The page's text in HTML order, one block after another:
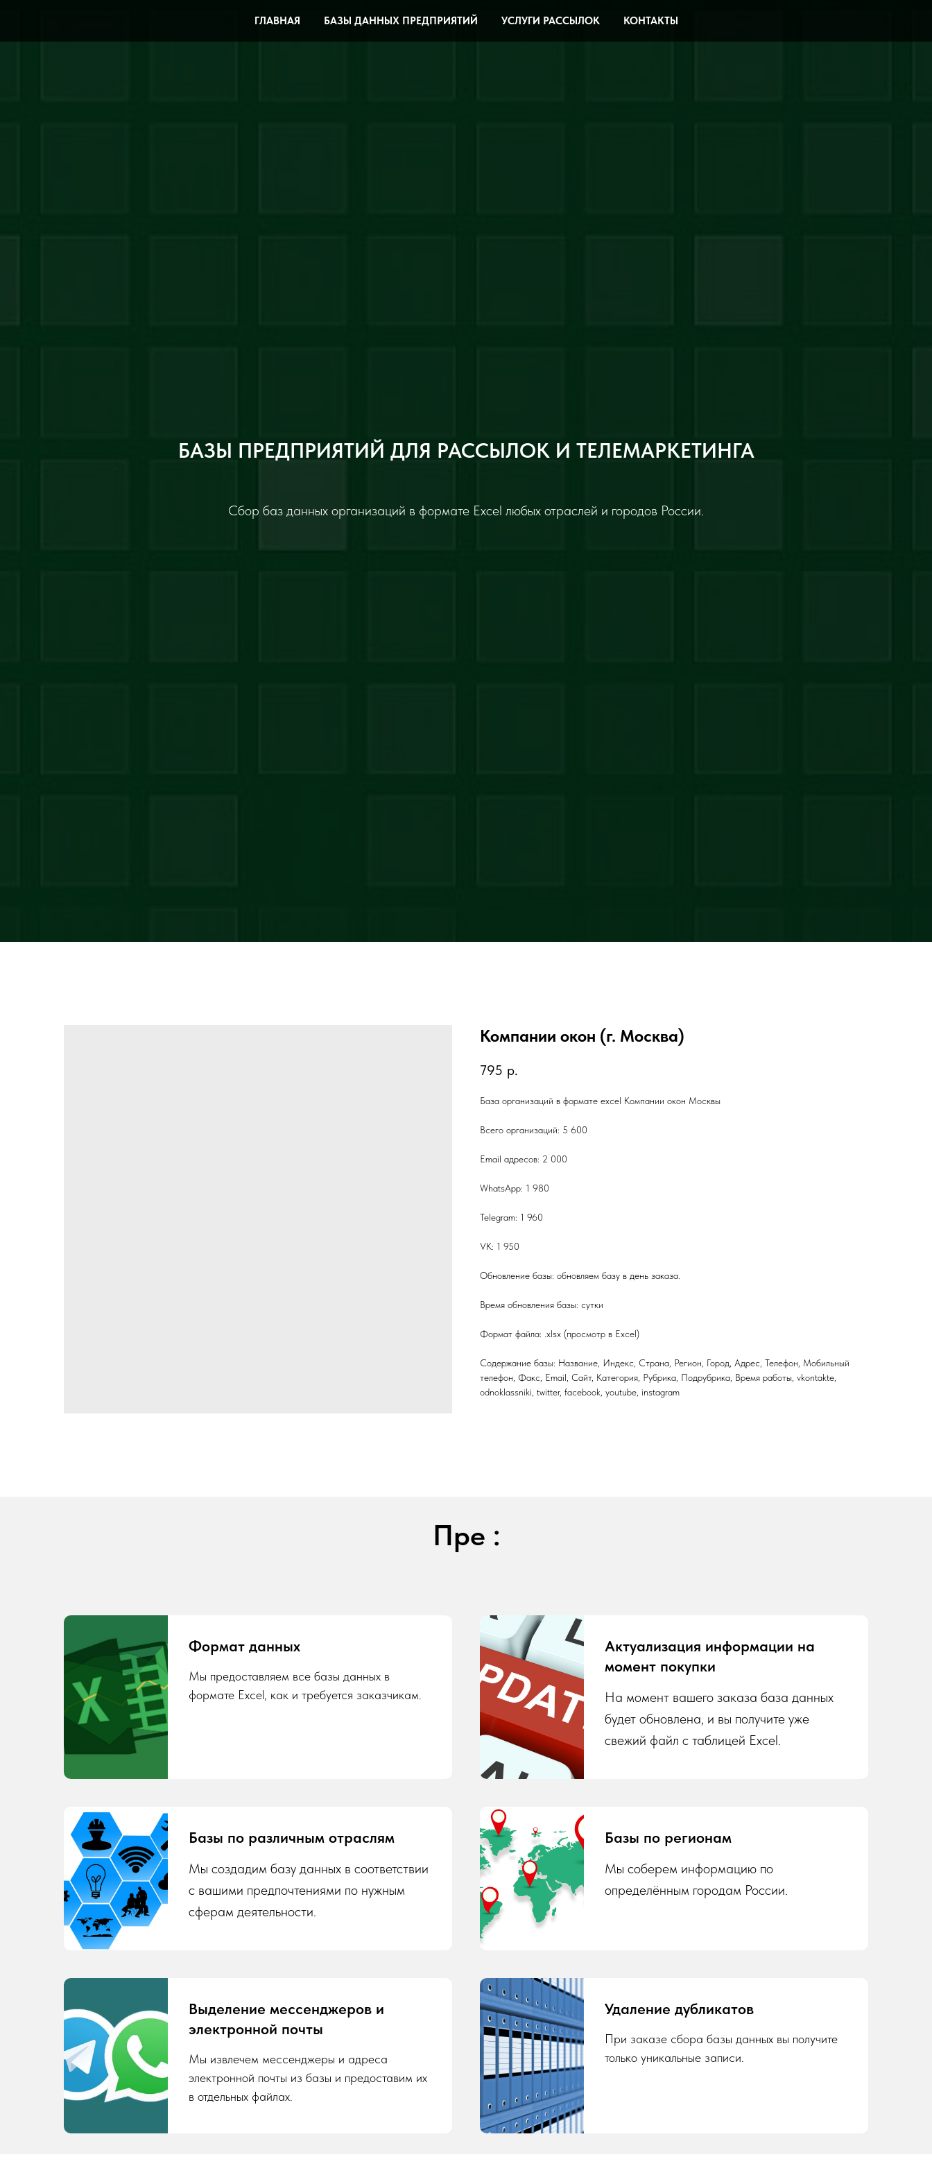
ГЛАВНАЯ БАЗЫ ДАННЫХ ПРЕДПРИЯТИЙ УСЛУГИ РАССЫЛОК КОНТАКТЫ
БАЗЫ ПРЕДПРИЯТИЙ ДЛЯ РАССЫЛОК И ТЕЛЕМАРКЕТИНГА
Сбор баз данных организаций в формате Excel любых отраслей и городов России.
Компании окон (г. Москва)
795 р.
База организаций в формате excel Компании окон Москвы
Всего организаций: 5 600
Email адресов: 2 000
WhatsApp: 1 980
Telegram: 1 960
VK: 1 950
Обновление базы: обновляем базу в день заказа.
Время обновления базы: сутки
Формат файла: .xlsx (просмотр в Excel)
Содержание базы: Название, Индекс, Страна, Регион, Город, Адрес, Телефон, Мобильный
телефон, Факс, Email, Сайт, Категория, Рубрика, Подрубрика, Время работы, vkontakte,
odnoklassniki, twitter, facebook, youtube, instagram
Пре :
Формат данных
Мы предоставляем все базы данных в
формате Excel, как и требуется заказчикам.
Актуализация информации на
момент покупки
На момент вашего заказа база данных
будет обновлена, и вы получите уже
свежий файл с таблицей Excel.
Базы по различным отраслям
Мы создадим базу данных в соответствии
с вашими предпочтениями по нужным
сферам деятельности.
Базы по регионам
Мы соберем информацию по
определённым городам России.
Выделение мессенджеров и
электронной почты
Мы извлечем мессенджеры и адреса
электронной почты из базы и предоставим их
в отдельных файлах.
Удаление дубликатов
При заказе сбора базы данных вы получите
только уникальные записи.